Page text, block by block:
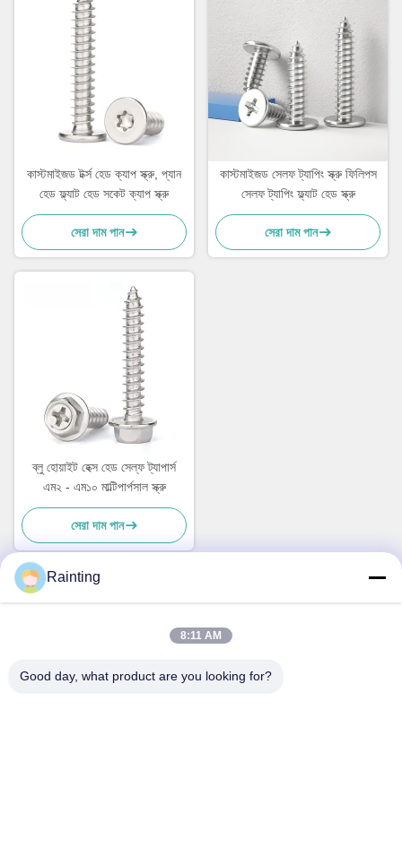
কাস্টমাইজড টর্ক্স হেড ক্যাপ স্ক্রু, প্যান
হেড ফ্ল্যাট হেড সকেট ক্যাপ স্ক্রু
সেরা দাম পান
কাস্টমাইজড সেলফ ট্যাপিং স্ক্রু ফিলিপস
সেলফ ট্যাপিং ফ্ল্যাট হেড স্ক্রু
সেরা দাম পান
ব্লু হোয়াইট হেক্স হেড সেল্ফ ট্যাপার্স
এম২ - এম১০ মাল্টিপার্পসাল স্ক্রু
সেরা দাম পান
ঠিকানা
Rainting
8:11 AM
Good day, what product are you looking for?